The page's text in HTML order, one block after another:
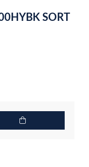
SORT